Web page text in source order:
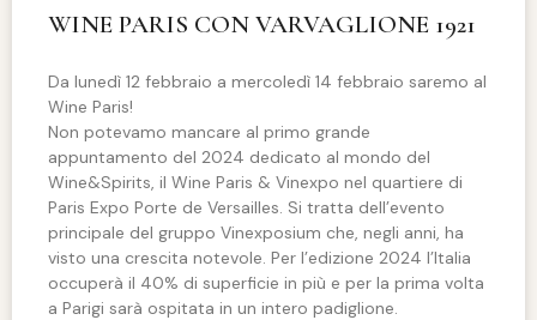
WINE PARIS CON VARVAGLIONE 1921
Da lunedì 12 febbraio a mercoledì 14 febbraio saremo al
Wine Paris!
Non potevamo mancare al primo grande
appuntamento del 2024 dedicato al mondo del
Wine&Spirits, il Wine Paris & Vinexpo nel quartiere di
Paris Expo Porte de Versailles. Si tratta dell’evento
principale del gruppo Vinexposium che, negli anni, ha
visto una crescita notevole. Per l’edizione 2024 l’Italia
occuperà il 40% di superficie in più e per la prima volta
a Parigi sarà ospitata in un intero padiglione.